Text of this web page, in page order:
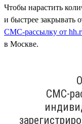
Чтобы нарастить
и быстрее закрывать
СМС-рассылку от
в Москве.
СМС-